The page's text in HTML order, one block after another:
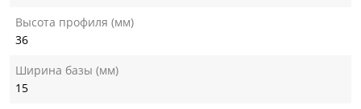
Высота профиля (мм)
36
Ширина базы (мм)
15